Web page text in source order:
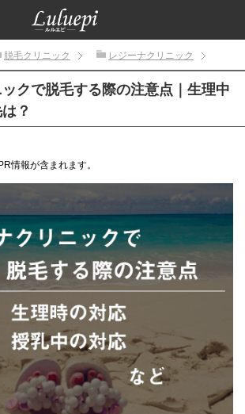
脱毛クリニック レジーナクリニック
クで脱毛する際の注意点｜生理中
？
情報が含まれます。